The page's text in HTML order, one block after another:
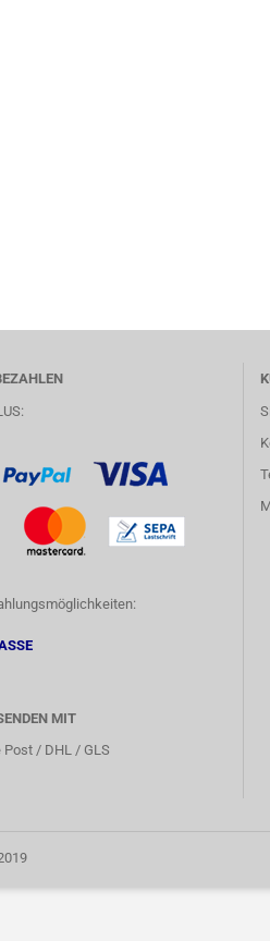
MIT
Post / DHL / GLS